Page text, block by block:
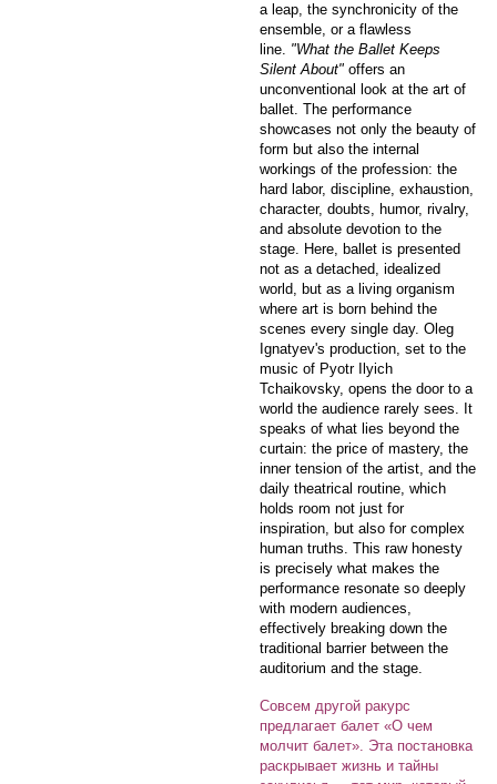
a leap, the synchronicity of the
ensemble, or a flawless
line. "What the Ballet Keeps
Silent About" offers an
unconventional look at the art of
ballet. The performance
showcases not only the beauty of
form but also the internal
workings of the profession: the
hard labor, discipline, exhaustion,
character, doubts, humor, rivalry,
and absolute devotion to the
stage. Here, ballet is presented
not as a detached, idealized
world, but as a living organism
where art is born behind the
scenes every single day. Oleg
Ignatyev's production, set to the
music of Pyotr Ilyich
Tchaikovsky, opens the door to a
world the audience rarely sees. It
speaks of what lies beyond the
curtain: the price of mastery, the
inner tension of the artist, and the
daily theatrical routine, which
holds room not just for
inspiration, but also for complex
human truths. This raw honesty
is precisely what makes the
performance resonate so deeply
with modern audiences,
effectively breaking down the
traditional barrier between the
auditorium and the stage.
Совсем другой ракурс
предлагает балет «О чем
молчит балет». Эта постановка
раскрывает жизнь и тайны